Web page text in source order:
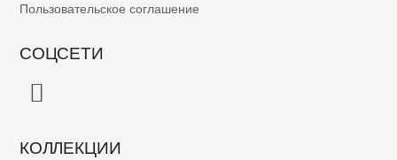
Пользовательское соглашение
СОЦСЕТИ
КОЛЛЕКЦИИ